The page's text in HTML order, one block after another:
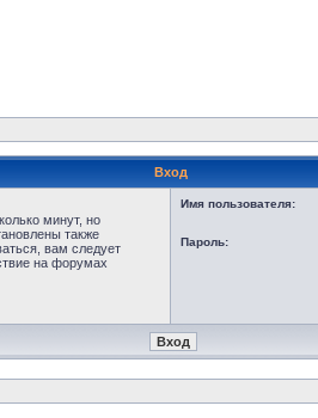
Вход
минут, но
также
вам следует
на форумах
Имя пользователя:
Пароль: